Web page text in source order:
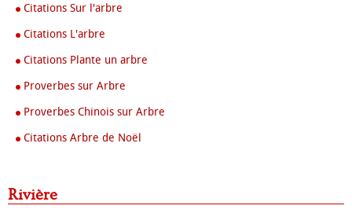
Citations Sur l'arbre
Citations L'arbre
Citations Plante un arbre
Proverbes sur Arbre
Proverbes Chinois sur Arbre
Citations Arbre de Noël
Rivière